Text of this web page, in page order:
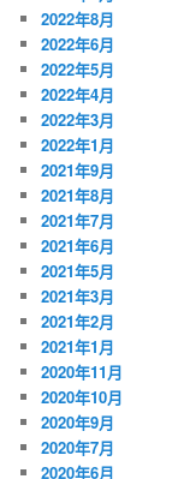
2022年8月
2022年6月
2022年5月
2022年4月
2022年3月
2022年1月
2021年9月
2021年8月
2021年7月
2021年6月
2021年5月
2021年3月
2021年2月
2021年1月
2020年11月
2020年10月
2020年9月
2020年7月
2020年6月